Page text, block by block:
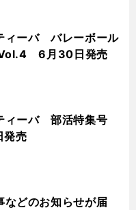
ィーバ バレーボール
6月30日発売
ィーバ 部活特集号
発売
などのお知らせが届